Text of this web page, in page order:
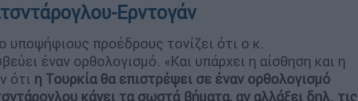
Ερντογάν
υποψήφιους προέδρους τονίζει ότι ο κ.
έναν ορθολογισμό. «Και υπάρχει η αίσθηση και η
ότι η Τουρκία θα επιστρέψει σε έναν ορθολογισμό
κάνει τα σωστά βήματα, αν αλλάξει δηλ. τις